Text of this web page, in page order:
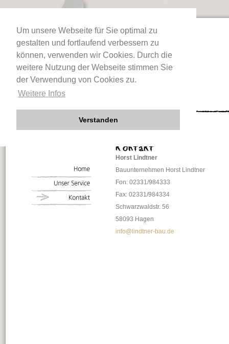
Um unsere Webseite für Sie optimal zu
gestalten und fortlaufend verbessern zu
können, verwenden wir Cookies. Durch die
weitere Nutzung der Webseite stimmen Sie
der Verwendung von Cookies zu.
Weitere Infos
Verstanden
Horst Lindtner
Bauunternehmen Horst Lindtner
Fon: 02331/984333
Fax: 02331/984334
Schwarzwaldstr. 56
58093 Hagen
info@lindtner-bau.de